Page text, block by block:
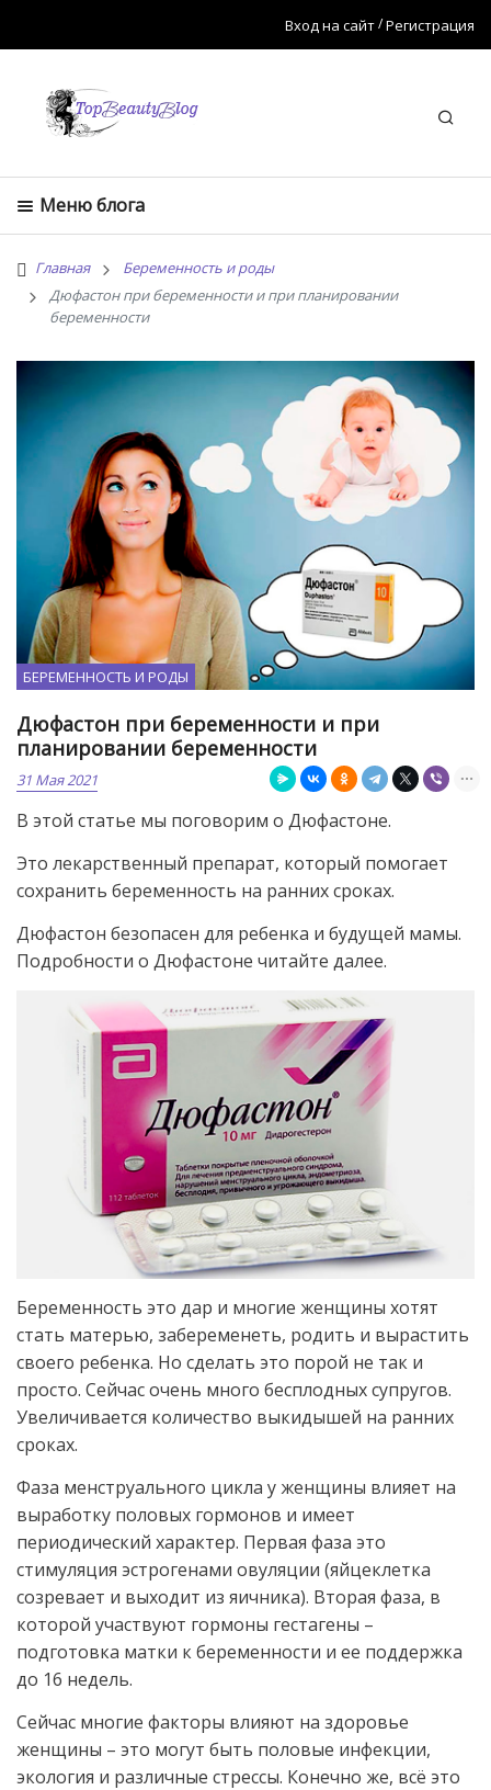
Вход на сайт Регистрация
Меню блога
Главная
Беременность и роды
Дюфастон при беременности и при планировании
беременности
БЕРЕМЕННОСТЬ И РОДЫ
Дюфастон при беременности и при
планировании беременности
31 Мая 2021
В этой статье мы поговорим о Дюфастоне.
Это лекарственный препарат, который помогает
сохранить беременность на ранних сроках.
Дюфастон безопасен для ребенка и будущей мамы.
Подробности о Дюфастоне читайте далее.
Беременность это дар и многие женщины хотят
стать матерью, забеременеть, родить и вырастить
своего ребенка. Но сделать это порой не так и
просто. Сейчас очень много бесплодных супругов.
Увеличивается количество выкидышей на ранних
сроках.
Фаза менструального цикла у женщины влияет на
выработку половых гормонов и имеет
периодический характер. Первая фаза это
стимуляция эстрогенами овуляции (яйцеклетка
созревает и выходит из яичника). Вторая фаза, в
которой участвуют гормоны гестагены –
подготовка матки к беременности и ее поддержка
до 16 недель.
Сейчас многие факторы влияют на здоровье
женщины – это могут быть половые инфекции,
экология и различные стрессы. Конечно же, всё это